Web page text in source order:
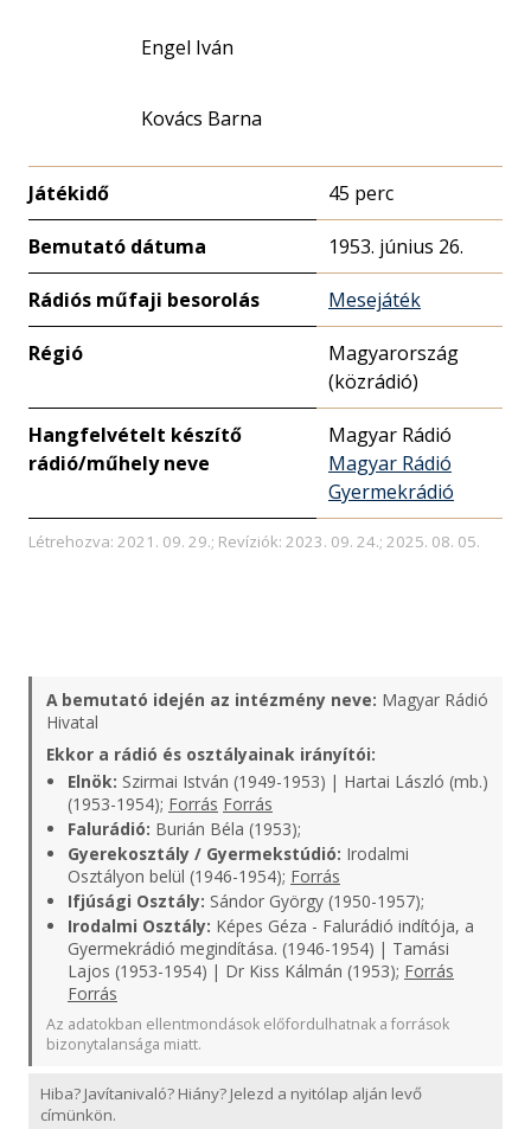
Engel Iván
Kovács Barna
Játékidő 45 perc
Bemutató dátuma 1953. június 26.
Rádiós műfaji besorolás Mesejáték
Régió
Magyarország
(közrádió)
Hangfelvételt készítő
rádió/műhely neve
Magyar Rádió
Magyar Rádió
Gyermekrádió
Létrehozva: 2021. 09. 29.; Revíziók: 2023. 09. 24.; 2025. 08. 05.
A bemutató idején az intézmény neve: Magyar Rádió
Hivatal
Ekkor a rádió és osztályainak irányítói:
Elnök: Szirmai István (1949-1953) | Hartai László (mb.)
(1953-1954); Forrás Forrás
Falurádió: Burián Béla (1953);
Gyerekosztály / Gyermekstúdió: Irodalmi
Osztályon belül (1946-1954); Forrás
Ifjúsági Osztály: Sándor György (1950-1957);
Irodalmi Osztály: Képes Géza - Falurádió indítója, a
Gyermekrádió megindítása. (1946-1954) | Tamási
Lajos (1953-1954) | Dr Kiss Kálmán (1953); Forrás
Forrás
Az adatokban ellentmondások előfordulhatnak a források
bizonytalansága miatt.
Hiba? Javítanivaló? Hiány? Jelezd a nyitólap alján levő
címünkön.